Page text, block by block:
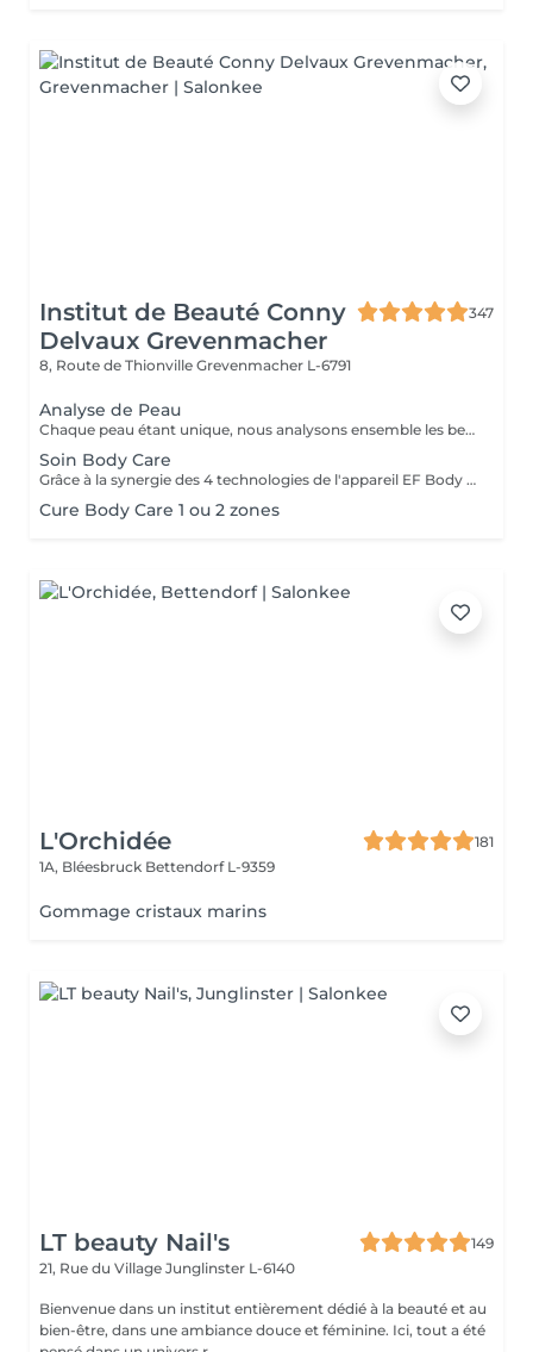
Institut de Beauté Conny
Delvaux Grevenmacher
347
8, Route de Thionville Grevenmacher L-6791
Analyse de Peau
Chaque peau étant unique, nous analysons ensemble les besoins actuels de votre peau. L'appareil de diagnostic effectue une analyse complète. Il détermine l'identité de votre peau en quelques minutes, en se basant sur 4 paramètres spécifiques: déshydratation, desquamation, fermeté et texture.
Soin Body Care
Grâce à la synergie des 4 technologies de l'appareil EF Body Care- Endo Body Shaper, le soin High Tech exclusif s'adresse en une seule séance aux 4 zones à problèmes du corps: cuisses, fesses, hanches et ventre. La silhouette est redessinée, la peau est plus ferme et plus tonique.
Cure Body Care 1 ou 2 zones
L'Orchidée
181
1A, Bléesbruck Bettendorf L-9359
Gommage cristaux marins
LT beauty Nail's
149
21, Rue du Village Junglinster L-6140
Bienvenue dans un institut entièrement dédié à la beauté et au
bien-être, dans une ambiance douce et féminine. Ici, tout a été